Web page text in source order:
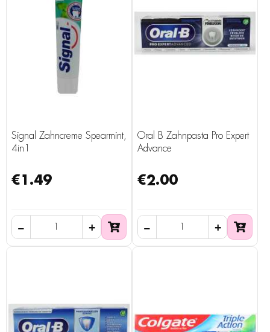
Signal Zahncreme Spearmint,
4in1
€1.49
Oral B Zahnpasta Pro Expert
Advance
€2.00